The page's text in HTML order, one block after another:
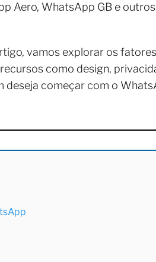
Aero, WhatsApp GB e
vamos explorar os
como design,
começar com o